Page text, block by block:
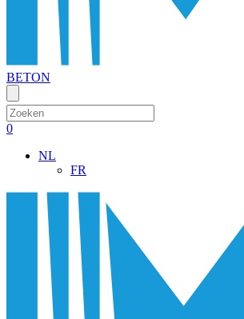
BETON
Zoeken:
0
NL
FR